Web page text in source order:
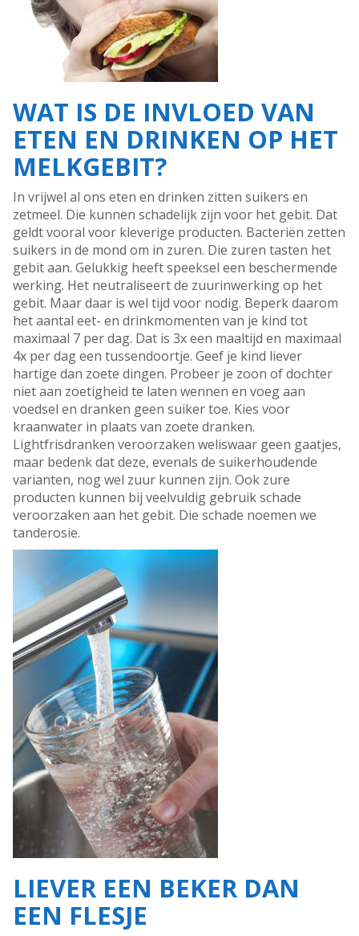
WAT IS DE INVLOED VAN
ETEN EN DRINKEN OP HET
MELKGEBIT?
In vrijwel al ons eten en drinken zitten suikers en
zetmeel. Die kunnen schadelijk zijn voor het gebit. Dat
geldt vooral voor kleverige producten. Bacteriën zetten
suikers in de mond om in zuren. Die zuren tasten het
gebit aan. Gelukkig heeft speeksel een beschermende
werking. Het neutraliseert de zuurinwerking op het
gebit. Maar daar is wel tijd voor nodig. Beperk daarom
het aantal eet- en drinkmomenten van je kind tot
maximaal 7 per dag. Dat is 3x een maaltijd en maximaal
4x per dag een tussendoortje. Geef je kind liever
hartige dan zoete dingen. Probeer je zoon of dochter
niet aan zoetigheid te laten wennen en voeg aan
voedsel en dranken geen suiker toe. Kies voor
kraanwater in plaats van zoete dranken.
Lightfrisdranken veroorzaken weliswaar geen gaatjes,
maar bedenk dat deze, evenals de suikerhoudende
varianten, nog wel zuur kunnen zijn. Ook zure
producten kunnen bij veelvuldig gebruik schade
veroorzaken aan het gebit. Die schade noemen we
tanderosie.
LIEVER EEN BEKER DAN
EEN FLESJE